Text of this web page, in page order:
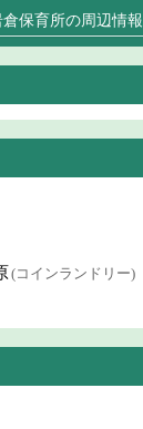
倉保育所の周辺情報
(コインランドリー)